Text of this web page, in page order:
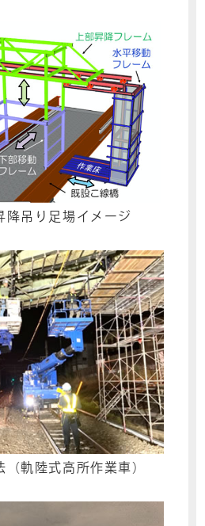
降吊り足場イメージ
（軌陸式高所作業車）